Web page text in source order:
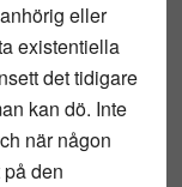
eller
existentiella
det tidigare
kan dö. Inte
när någon
den